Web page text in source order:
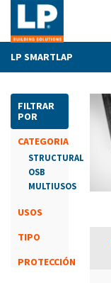
LP SMARTLAP
FILTRAR
POR
CATEGORIA
STRUCTURAL
OSB
MULTIUSOS
USOS
TIPO
PROTECCIÓN